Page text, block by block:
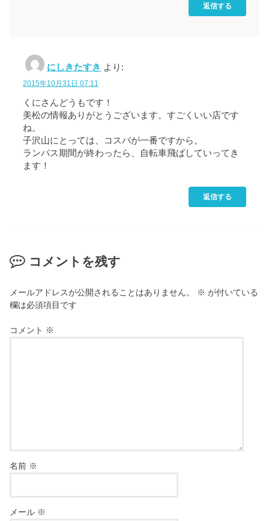
返信する
にしきたすき より:
2015年10月31日 07:11
くにさんどうもです！
美松の情報ありがとうございます。すごくいい店です
ね。
子沢山にとっては、コスパが一番ですから。
ランパス期間が終わったら、自転車飛ばしていってき
ます！
返信する
コメントを残す
メールアドレスが公開されることはありません。 ※ が付いている
欄は必須項目です
コメント ※
名前 ※
メール ※